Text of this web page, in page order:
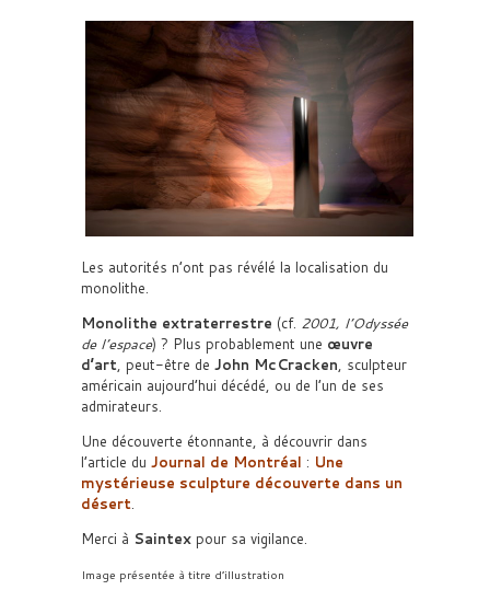
Les autorités n’ont pas révélé la localisation du
monolithe.
Monolithe extraterrestre (cf. 2001, l’Odyssée
de l’espace) ? Plus probablement une œuvre
d’art, peut-être de John McCracken, sculpteur
américain aujourd’hui décédé, ou de l’un de ses
admirateurs.
Une découverte étonnante, à découvrir dans
l’article du Journal de Montréal : Une
mystérieuse sculpture découverte dans un
désert.
Merci à Saintex pour sa vigilance.
Image présentée à titre d’illustration